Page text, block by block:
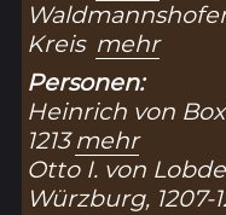
Kreis mehr
Personen:
Heinrich von
1213 mehr
Otto I. von
Würzburg, 1207-